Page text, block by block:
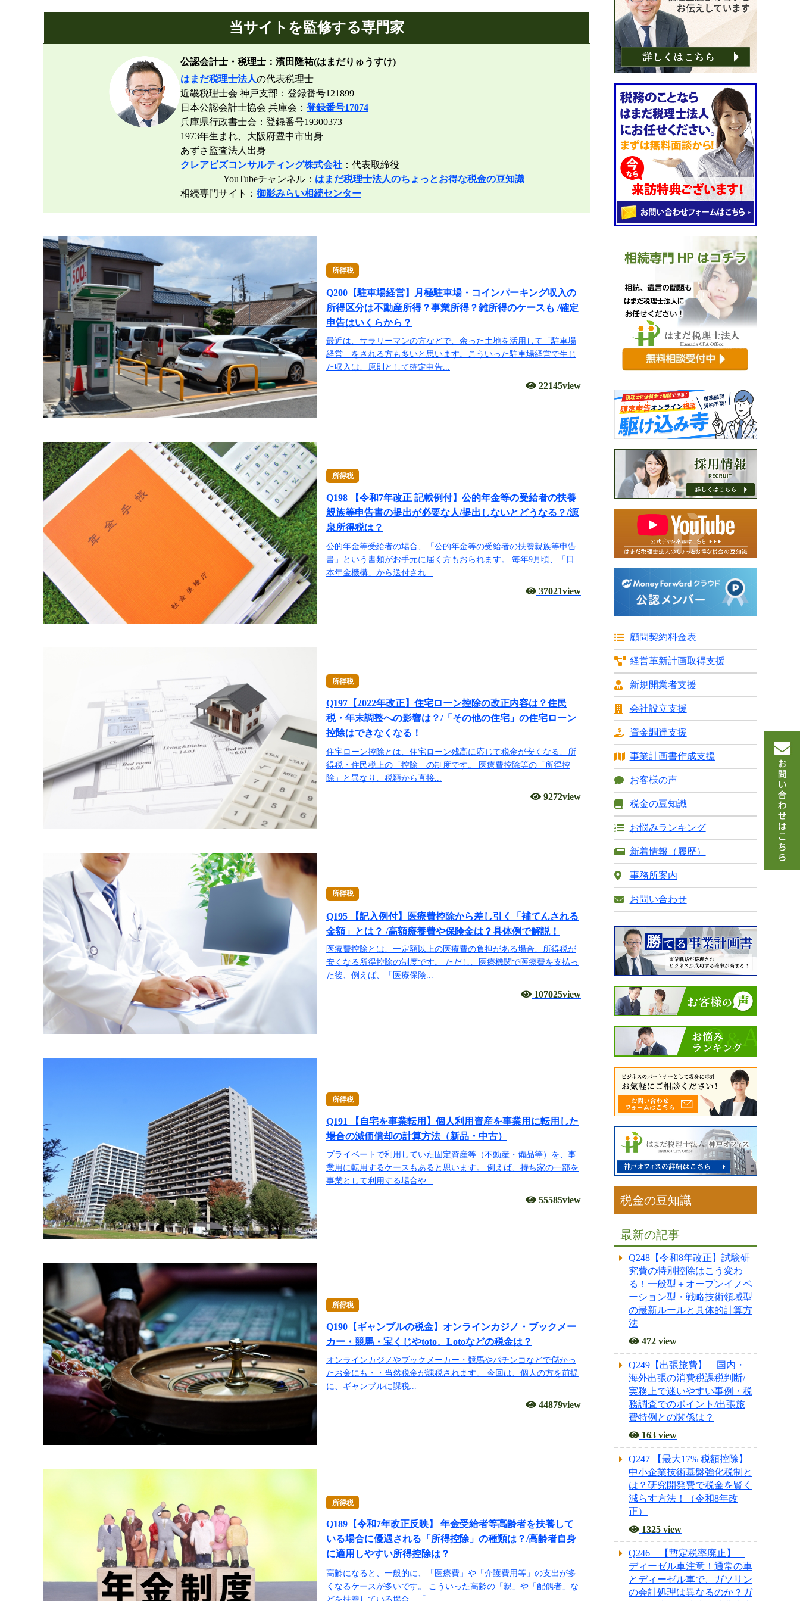
当サイトを監修する専門家
公認会計士・税理士：濱田隆祐(はまだりゅうすけ)
はまだ税理士法人の代表税理士
近畿税理士会 神戸支部：登録番号121899
日本公認会計士協会 兵庫会： 登録番号17074
兵庫県行政書士会：登録番号19300373
1973年生まれ、大阪府豊中市出身
あずさ監査法人出身
クレアビズコンサルティング株式会社 ：代表取締役
YouTubeチャンネル： はまだ税理士法人のちょっとお得な税金の豆知識
相続専門サイト： 御影みらい相続センター
所得税
Q200【駐車場経営】月極駐車場・コインパーキング収入の
所得区分は不動産所得？事業所得？雑所得のケースも /確定
申告はいくらから？
最近は、サラリーマンの方などで、余った土地を活用して「駐車場
経営」をされる方も多いと思います。こういった駐車場経営で生じ
た収入は、原則として確定申告...
22145view
所得税
Q198 【令和7年改正 記載例付】公的年金等の受給者の扶養
親族等申告書の提出が必要な人/提出しないとどうなる？/源
泉所得税は？
公的年金等受給者の場合、「公的年金等の受給者の扶養親族等申告
書」という書類がお手元に届く方もおられます。 毎年9月頃、「日
本年金機構」から送付され...
37021view
所得税
Q197【2022年改正】住宅ローン控除の改正内容は？住民
税・年末調整への影響は？/「その他の住宅」の住宅ローン
控除はできなくなる！
住宅ローン控除とは、住宅ローン残高に応じて税金が安くなる、所
得税・住民税上の「控除」の制度です。 医療費控除等の「所得控
除」と異なり、税額から直接...
9272view
所得税
Q195 【記入例付】医療費控除から差し引く「補てんされる
金額」とは？ /高額療養費や保険金は？具体例で解説！
医療費控除とは、一定額以上の医療費の負担がある場合、所得税が
安くなる所得控除の制度です。 ただし、医療機関で医療費を支払っ
た後、例えば、「医療保険...
107025view
所得税
Q191 【自宅を事業転用】個人利用資産を事業用に転用した
場合の減価償却の計算方法（新品・中古）
プライベートで利用していた固定資産等（不動産・備品等）を、事
業用に転用するケースもあると思います。 例えば、持ち家の一部を
事業として利用する場合や...
55585view
所得税
Q190【ギャンブルの税金】オンラインカジノ・ブックメー
カー・競馬・宝くじやtoto、Lotoなどの税金は？
オンラインカジノやブックメーカー・競馬やパチンコなどで儲かっ
たお金にも・・当然税金が課税されます。 今回は、個人の方を前提
に、ギャンブルに課税...
44879view
所得税
Q189【令和7年改正反映】 年金受給者等高齢者を扶養して
いる場合に優遇される「所得控除」の種類は？/高齢者自身
に適用しやすい所得控除は？
高齢になると、一般的に、「医療費」や「介護費用等」の支出が多
くなるケースが多いです。 こういった高齢の「親」や「配偶者」な
顧問契約料金表
経営革新計画取得支援
新規開業者支援
会社設立支援
資金調達支援
事業計画書作成支援
お客様の声
税金の豆知識
お悩みランキング
新着情報（履歴）
事務所案内
お問い合わせ
税金の豆知識
最新の記事
Q248【令和8年改正】試験研
究費の特別控除はこう変わ
る！一般型＋オープンイノベ
ーション型・戦略技術領域型
の最新ルールと具体的計算方
法
472 view
Q249【出張旅費】 国内・
海外出張の消費税課税判断/
実務上で迷いやすい事例・税
務調査でのポイント/出張旅
費特例との関係は？
163 view
Q247 【最大17% 税額控除】
中小企業技術基盤強化税制と
は？研究開発費で税金を賢く
減らす方法！（令和8年改
正）
1325 view
Q246 【暫定税率廃止】
ディーゼル車注意！通常の車
とディーゼル車で、ガソリン
の会計処理は異なるのか？ガ